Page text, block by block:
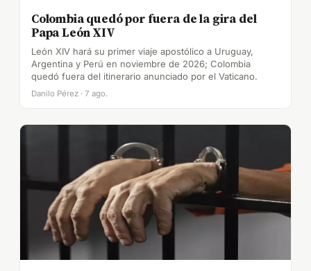
Colombia quedó por fuera de la gira del
Papa León XIV
León XIV hará su primer viaje apostólico a Uruguay,
Argentina y Perú en noviembre de 2026; Colombia
quedó fuera del itinerario anunciado por el Vaticano.
Danilo Pérez · 7 ago.